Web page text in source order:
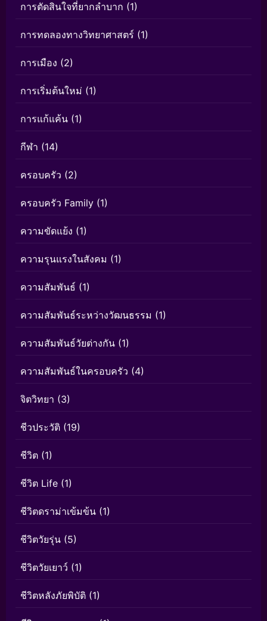
การตัดสินใจที่ยากลำบาก (1)
การทดลองทางวิทยาศาสตร์ (1)
การเมือง (2)
การเริ่มต้นใหม่ (1)
การแก้แค้น (1)
กีฬา (14)
ครอบครัว (2)
ครอบครัว Family (1)
ความขัดแย้ง (1)
ความรุนแรงในสังคม (1)
ความสัมพันธ์ (1)
ความสัมพันธ์ระหว่างวัฒนธรรม (1)
ความสัมพันธ์วัยต่างกัน (1)
ความสัมพันธ์ในครอบครัว (4)
จิตวิทยา (3)
ชีวประวัติ (19)
ชีวิต (1)
ชีวิต Life (1)
ชีวิตดราม่าเข้มข้น (1)
ชีวิตวัยรุ่น (5)
ชีวิตวัยเยาว์ (1)
ชีวิตหลังภัยพิบัติ (1)